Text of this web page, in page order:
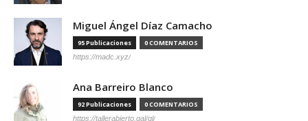
Miguel Ángel Díaz Camacho
95 Publicaciones 0 COMENTARIOS
https://madc.xyz/
Ana Barreiro Blanco
92 Publicaciones 0 COMENTARIOS
https://tallerabierto.gal/gl/